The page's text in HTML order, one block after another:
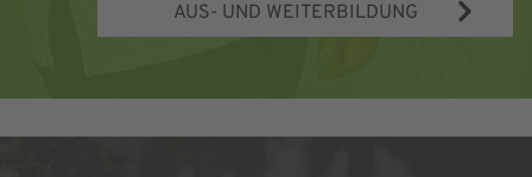
AUS- UND WEITERBILDUNG